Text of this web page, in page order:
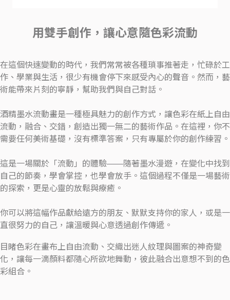
用雙手創作，讓心意隨色彩流動
在這個快速變動的時代，我們常常被各種瑣事推著走，忙碌於工
作、學業與生活，很少有機會停下來感受內心的聲音。然而，藝
術能帶來片刻的寧靜，幫助我們與自己對話。
酒精墨水流動畫是一種極具魅力的創作方式，讓色彩在紙上自由
流動，融合、交錯，創造出獨一無二的藝術作品。在這裡，你不
需要任何美術基礎，沒有標準答案，只有專屬於你的創作練習。
這是一場關於「流動」的體驗——隨著墨水漫遊，在變化中找到
自己的節奏，學會掌控，也學會放手。這個過程不僅是一場藝術
的探索，更是心靈的放鬆與療癒。
你可以將這幅作品獻給遠方的朋友、默默支持你的家人，或是一
直很努力的自己，讓溫暖與心意透過創作傳遞。
目睹色彩在畫布上自由流動、交織出迷人紋理與圖案的神奇變
化，讓每一滴顏料都隨心所欲地舞動，彼此融合出意想不到的色
彩組合。